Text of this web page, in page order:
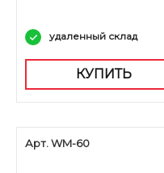
удаленный склад
КУПИТЬ
Арт. WM-60